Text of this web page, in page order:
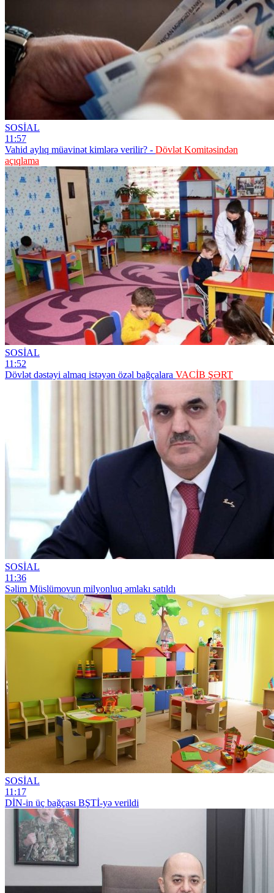
SOSİAL
11:57
Vahid aylıq müavinət kimlərə verilir? - Dövlət Komitəsindən
açıqlama
SOSİAL
11:52
Dövlət dəstəyi almaq istəyən özəl bağçalara VACİB ŞƏRT
SOSİAL
11:36
Səlim Müslümovun milyonluq əmlakı satıldı
SOSİAL
11:17
DİN-in üç bağçası BŞTİ-yə verildi